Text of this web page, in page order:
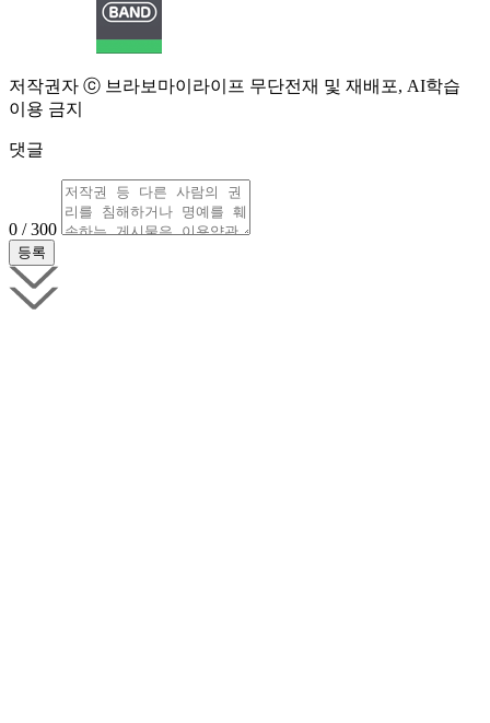
저작권자 ⓒ 브라보마이라이프 무단전재 및 재배포, AI학습
이용 금지
댓글
0 / 300